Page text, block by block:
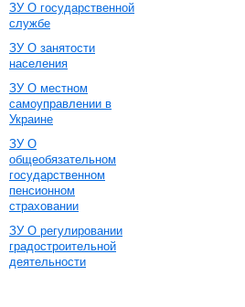
ЗУ О государственной
службе
ЗУ О занятости
населения
ЗУ О местном
самоуправлении в
Украине
ЗУ О
общеобязательном
государственном
пенсионном
страховании
ЗУ О регулировании
градостроительной
деятельности